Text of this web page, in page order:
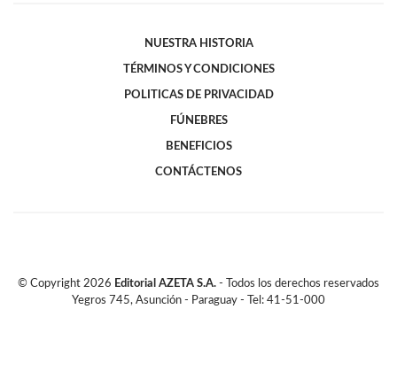
NUESTRA HISTORIA
TÉRMINOS Y CONDICIONES
POLITICAS DE PRIVACIDAD
FÚNEBRES
BENEFICIOS
CONTÁCTENOS
© Copyright 2026 Editorial AZETA S.A. - Todos los derechos reservados
Yegros 745, Asunción - Paraguay - Tel: 41-51-000